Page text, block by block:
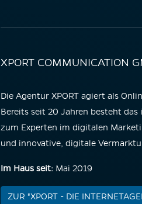
XPORT COMMUNICATION
Die Agentur XPORT agiert als
Bereits seit 20 Jahren besteht
zum Experten im digitalen
und innovative, digitale
Im Haus seit: Mai 2019
ZUR "XPORT - DIE